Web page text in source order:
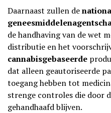
Daarnaast zullen de
de handhaving van de wet
distributie en het
cannabisgebaseerde
dat alleen geautoriseerde
toegang hebben tot
strenge controles die door
gehandhaafd blijven.